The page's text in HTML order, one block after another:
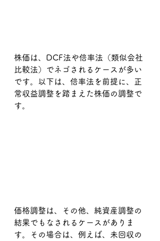
株価は、DCF法や倍率法（類似会社
比較法）でネゴされるケースが多い
です。以下は、倍率法を前提に、正
常収益調整を踏まえた株価の調整で
す。
価格調整は、その他、純資産調整の
結果でもなされるケースがありま
す。その場合は、例えば、未回収の